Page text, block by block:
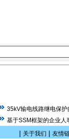
35kV输电线路继电保
基于SSM框架的企业人
| 关于我们 | 友情